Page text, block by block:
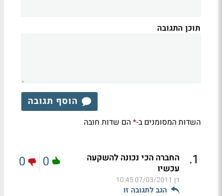
תוכן התגובה
הוסף תגובה
השדות המסומנים ב-*הם שדות חובה
1
.
החברה הכי נכונה להשקעה
עכשיו
דן 07/03/2011 10:45
הגב לתגובה זו
0
0